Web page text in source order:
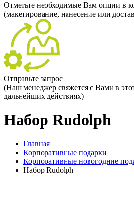
Отметьте необходимые Вам опции в
(макетирование, нанесение или
Отправьте запрос
(Наш менеджер свяжется с Вами в
дальнейших действиях)
Набор Rudolph
Главная
Корпоративные подарки
Корпоративные новогодние
Набор Rudolph